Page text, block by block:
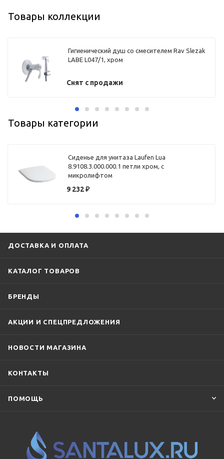
Товары коллекции
Гигиенический душ со смесителем Rav Slezak
LABE L047/1, хром
Снят с продажи
Товары категории
Сиденье для унитаза Laufen Lua
8.9108.3.000.000.1 петли хром, с
микролифтом
9 232₽
ДОСТАВКА И ОПЛАТА
КАТАЛОГ ТОВАРОВ
БРЕНДЫ
АКЦИИ И СПЕЦПРЕДЛОЖЕНИЯ
НОВОСТИ МАГАЗИНА
КОНТАКТЫ
ПОМОЩЬ